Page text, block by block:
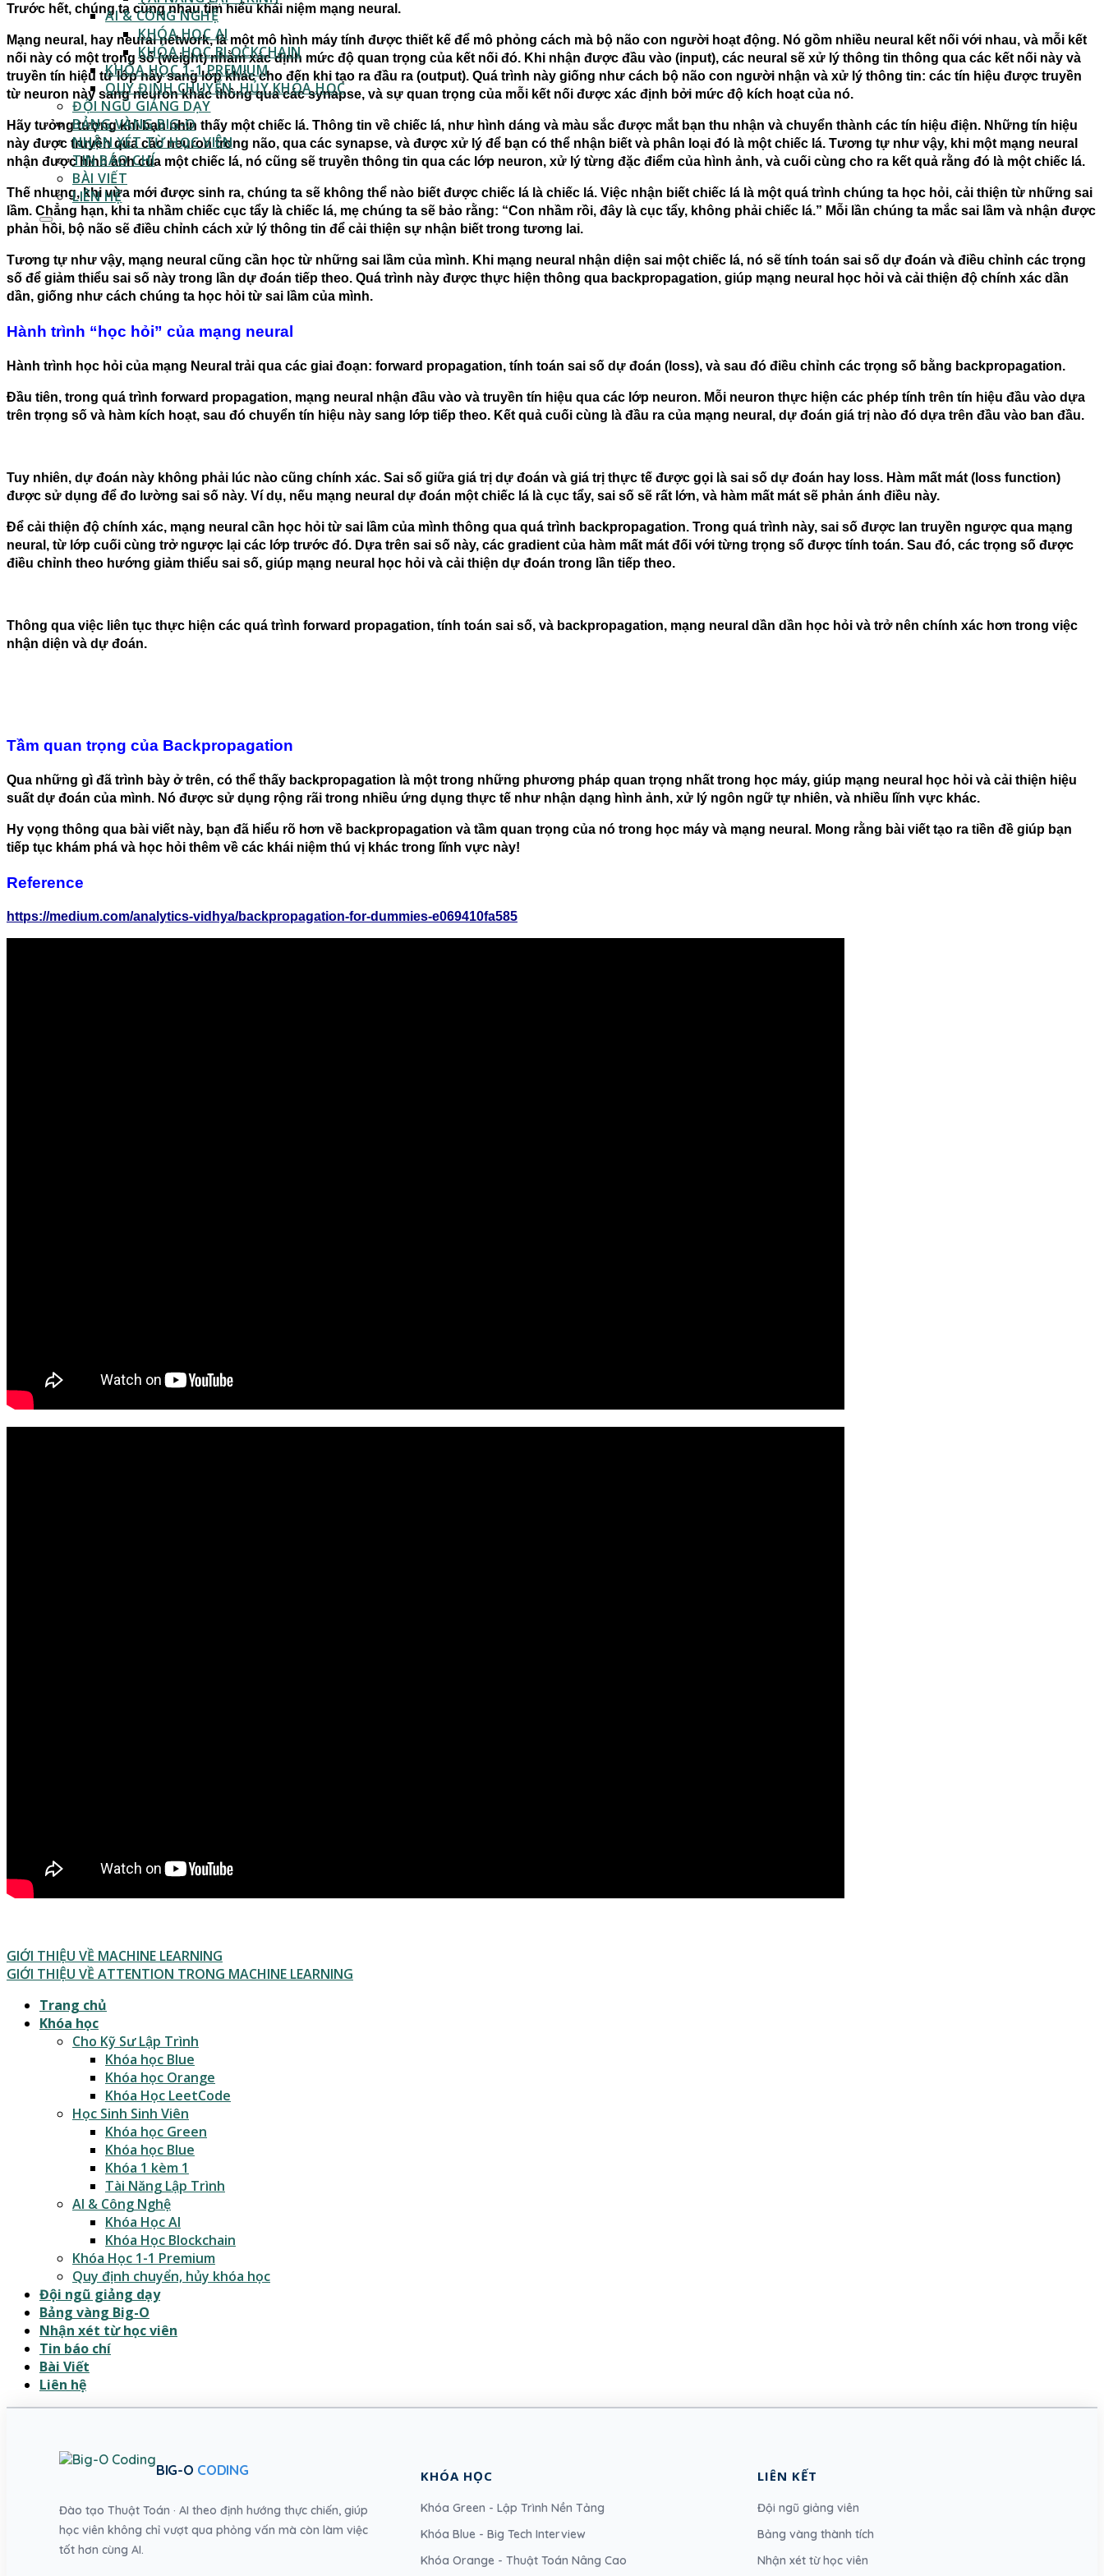
AI & CÔNG NGHỆ
KHÓA HỌC AI
KHÓA HỌC BLOCKCHAIN
KHÓA HỌC 1-1 PREMIUM
QUY ĐỊNH CHUYỂN, HỦY KHÓA HỌC
ĐỘI NGŨ GIẢNG DẠY
BẢNG VÀNG BIG-O
NHẬN XÉT TỪ HỌC VIÊN
TIN BÁO CHÍ
BÀI VIẾT
LIÊN HỆ
Trước hết, chúng ta cùng nhau tìm hiểu khái niệm mạng neural.
Mạng neural, hay neural network, là một mô hình máy tính được thiết kế để mô phỏng cách mà bộ não con người hoạt động. Nó gồm nhiều neural kết nối với nhau, và mỗi kết
nối này có một trọng số (weight) nhằm xác định mức độ quan trọng của kết nối đó. Khi nhận được đầu vào (input), các neural sẽ xử lý thông tin thông qua các kết nối này và
truyền tín hiệu từ lớp này sang lớp khác cho đến khi tạo ra đầu ra (output). Quá trình này giống như cách bộ não con người nhận và xử lý thông tin: các tín hiệu được truyền
từ neuron này sang neuron khác thông qua các synapse, và sự quan trọng của mỗi kết nối được xác định bởi mức độ kích hoạt của nó.
Hãy tưởng tượng khi bạn nhìn thấy một chiếc lá. Thông tin về chiếc lá, như hình dáng và màu sắc được mắt bạn thu nhận và chuyển thành các tín hiệu điện. Những tín hiệu
này được truyền qua các neuron trong não, qua các synapse, và được xử lý để bạn có thể nhận biết và phân loại đó là một chiếc lá. Tương tự như vậy, khi một mạng neural
nhận được hình ảnh của một chiếc lá, nó cũng sẽ truyền thông tin qua các lớp neuron, xử lý từng đặc điểm của hình ảnh, và cuối cùng cho ra kết quả rằng đó là một chiếc lá.
Thế nhưng, khi vừa mới được sinh ra, chúng ta sẽ không thể nào biết được chiếc lá là chiếc lá. Việc nhận biết chiếc lá là một quá trình chúng ta học hỏi, cải thiện từ những sai
lầm. Chẳng hạn, khi ta nhầm chiếc cục tẩy là chiếc lá, mẹ chúng ta sẽ bảo rằng: “Con nhầm rồi, đây là cục tẩy, không phải chiếc lá.” Mỗi lần chúng ta mắc sai lầm và nhận được
phản hồi, bộ não sẽ điều chỉnh cách xử lý thông tin để cải thiện sự nhận biết trong tương lai.
Tương tự như vậy, mạng neural cũng cần học từ những sai lầm của mình. Khi mạng neural nhận diện sai một chiếc lá, nó sẽ tính toán sai số dự đoán và điều chỉnh các trọng
số để giảm thiểu sai số này trong lần dự đoán tiếp theo. Quá trình này được thực hiện thông qua backpropagation, giúp mạng neural học hỏi và cải thiện độ chính xác dần
dần, giống như cách chúng ta học hỏi từ sai lầm của mình.
Hành trình “học hỏi” của mạng neural
Hành trình học hỏi của mạng Neural trải qua các giai đoạn: forward propagation, tính toán sai số dự đoán (loss), và sau đó điều chỉnh các trọng số bằng backpropagation.
Đầu tiên, trong quá trình forward propagation, mạng neural nhận đầu vào và truyền tín hiệu qua các lớp neuron. Mỗi neuron thực hiện các phép tính trên tín hiệu đầu vào dựa
trên trọng số và hàm kích hoạt, sau đó chuyển tín hiệu này sang lớp tiếp theo. Kết quả cuối cùng là đầu ra của mạng neural, dự đoán giá trị nào đó dựa trên đầu vào ban đầu.
Tuy nhiên, dự đoán này không phải lúc nào cũng chính xác. Sai số giữa giá trị dự đoán và giá trị thực tế được gọi là sai số dự đoán hay loss. Hàm mất mát (loss function)
được sử dụng để đo lường sai số này. Ví dụ, nếu mạng neural dự đoán một chiếc lá là cục tẩy, sai số sẽ rất lớn, và hàm mất mát sẽ phản ánh điều này.
Để cải thiện độ chính xác, mạng neural cần học hỏi từ sai lầm của mình thông qua quá trình backpropagation. Trong quá trình này, sai số được lan truyền ngược qua mạng
neural, từ lớp cuối cùng trở ngược lại các lớp trước đó. Dựa trên sai số này, các gradient của hàm mất mát đối với từng trọng số được tính toán. Sau đó, các trọng số được
điều chỉnh theo hướng giảm thiểu sai số, giúp mạng neural học hỏi và cải thiện dự đoán trong lần tiếp theo.
Thông qua việc liên tục thực hiện các quá trình forward propagation, tính toán sai số, và backpropagation, mạng neural dần dần học hỏi và trở nên chính xác hơn trong việc
nhận diện và dự đoán.
Tầm quan trọng của Backpropagation
Qua những gì đã trình bày ở trên, có thể thấy backpropagation là một trong những phương pháp quan trọng nhất trong học máy, giúp mạng neural học hỏi và cải thiện hiệu
suất dự đoán của mình. Nó được sử dụng rộng rãi trong nhiều ứng dụng thực tế như nhận dạng hình ảnh, xử lý ngôn ngữ tự nhiên, và nhiều lĩnh vực khác.
Hy vọng thông qua bài viết này, bạn đã hiểu rõ hơn về backpropagation và tầm quan trọng của nó trong học máy và mạng neural. Mong rằng bài viết tạo ra tiền đề giúp bạn
tiếp tục khám phá và học hỏi thêm về các khái niệm thú vị khác trong lĩnh vực này!
Reference
https://medium.com/analytics-vidhya/backpropagation-for-dummies-e069410fa585
GIỚI THIỆU VỀ MACHINE LEARNING
GIỚI THIỆU VỀ ATTENTION TRONG MACHINE LEARNING
Trang chủ
Khóa học
Cho Kỹ Sư Lập Trình
Khóa học Blue
Khóa học Orange
Khóa Học LeetCode
Học Sinh Sinh Viên
Khóa học Green
Khóa học Blue
Khóa 1 kèm 1
Tài Năng Lập Trình
AI & Công Nghệ
Khóa Học AI
Khóa Học Blockchain
Khóa Học 1-1 Premium
Quy định chuyển, hủy khóa học
Đội ngũ giảng dạy
Bảng vàng Big-O
Nhận xét từ học viên
Tin báo chí
Bài Viết
Liên hệ
BIG-O CODING
Đào tạo Thuật Toán · AI theo định hướng thực chiến, giúp
học viên không chỉ vượt qua phỏng vấn mà còn làm việc
tốt hơn cùng AI.
KHÓA HỌC
Khóa Green - Lập Trình Nền Tảng
Khóa Blue - Big Tech Interview
Khóa Orange - Thuật Toán Nâng Cao
LIÊN KẾT
Đội ngũ giảng viên
Bảng vàng thành tích
Nhận xét từ học viên